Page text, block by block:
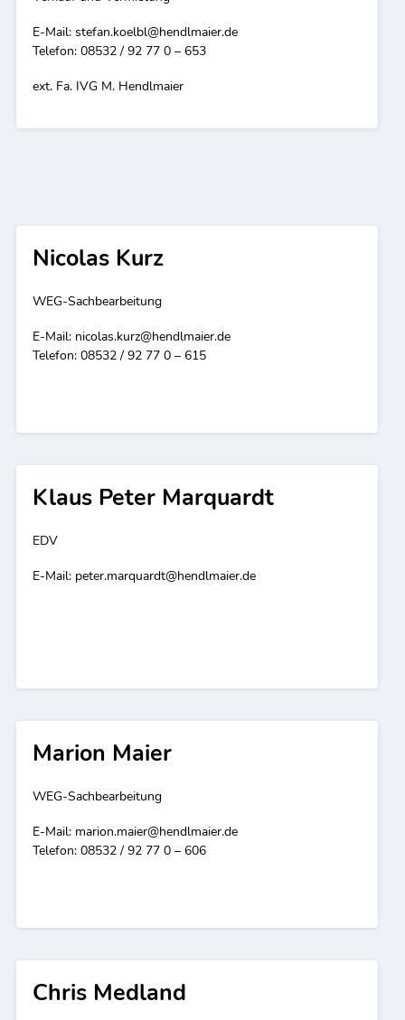
E-Mail: stefan.koelbl@hendlmaier.de
Telefon: 08532 / 92 77 0 – 653
ext. Fa. IVG M. Hendlmaier
Nicolas Kurz
WEG-Sachbearbeitung
E-Mail: nicolas.kurz@hendlmaier.de
Telefon: 08532 / 92 77 0 – 615
Klaus Peter Marquardt
EDV
E-Mail: peter.marquardt@hendlmaier.de
Marion Maier
WEG-Sachbearbeitung
E-Mail: marion.maier@hendlmaier.de
Telefon: 08532 / 92 77 0 – 606
Chris Medland